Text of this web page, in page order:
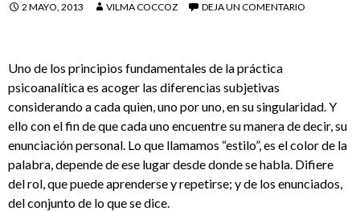
2 MAYO, 2013 VILMA COCCOZ DEJA UN COMENTARIO
Uno de los principios fundamentales de la práctica
psicoanalítica es acoger las diferencias subjetivas
considerando a cada quien, uno por uno, en su singularidad. Y
ello con el fin de que cada uno encuentre su manera de decir, su
enunciación personal. Lo que llamamos “estilo”, es el color de la
palabra, depende de ese lugar desde donde se habla. Difiere
del rol, que puede aprenderse y repetirse; y de los enunciados,
del conjunto de lo que se dice.